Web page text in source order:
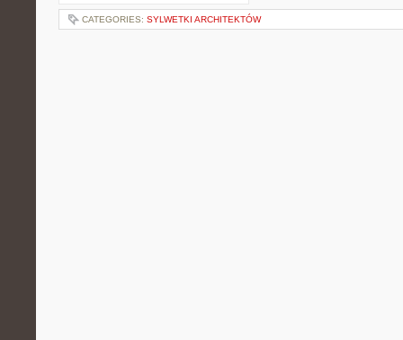
CATEGORIES: SYLWETKI ARCHITEKTÓW